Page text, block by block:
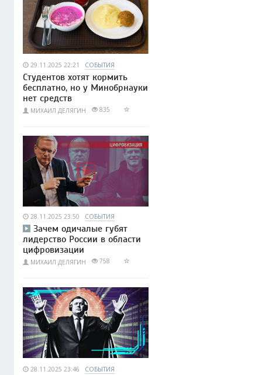
29.11.2025 22:21 СОБЫТИЯ
Студентов хотят кормить
бесплатно, но у Минобрнауки
нет средств
МИХАИЛ ДЕЛЯГИН 835
28.11.2025 23:50 СОБЫТИЯ
Зачем одичалые губят
лидерство России в области
цифровизации
МИХАИЛ ДЕЛЯГИН 758
28.11.2025 23:46 СОБЫТИЯ